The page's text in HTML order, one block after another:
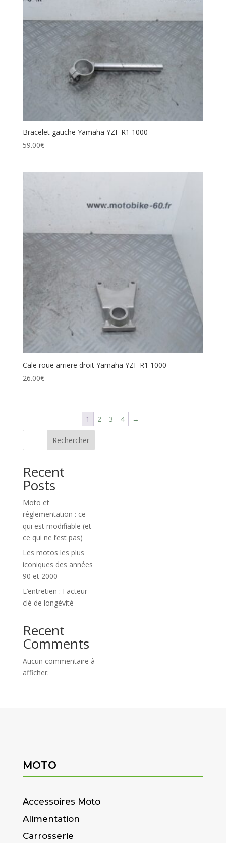
Bracelet gauche Yamaha YZF R1 1000
59.00€
Cale roue arriere droit Yamaha YZF R1 1000
26.00€
1 2 3 4 →
Rechercher
Recent
Posts
Moto et
réglementation : ce
qui est modifiable (et
ce qui ne l’est pas)
Les motos les plus
iconiques des années
90 et 2000
L’entretien : Facteur
clé de longévité
Recent
Comments
Aucun commentaire à
afficher.
MOTO
Accessoires Moto
Alimentation
Carrosserie